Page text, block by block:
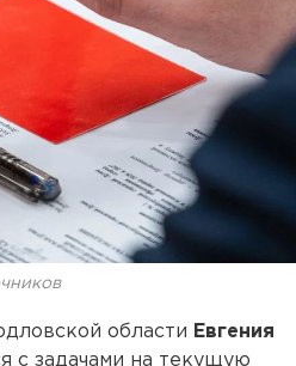
области Евгения
с задачами на текущую